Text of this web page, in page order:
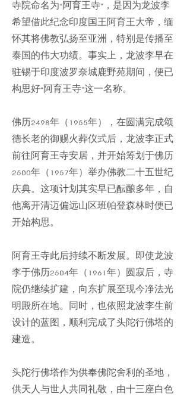
寺院命名为“阿育王寺”，是因为龙波李
希望借此纪念印度国王阿育王大帝，缅
怀其将佛教弘扬至亚洲，特别是传播至
泰国的伟大功绩。事实上，龙波李早在
驻锡于印度波罗奈城鹿野苑期间，便已
构思好“阿育王寺”这一名称。
佛历2498年（1955年），在圆满完成颂
德长老的御赐火葬仪式后，龙波李正式
前往阿育王寺安居，并开始筹划于佛历
2500年（1957年）举办佛教二十五世纪
庆典。这项计划其实早已酝酿多年，自
他离开清迈偏远山区班帕登森林时便已
开始构思。
阿育王寺此后持续不断发展。即使龙波
李于佛历2504年（1961年）圆寂后，寺
院仍继续扩建，向东扩展至现今净法光
明殿所在地。同时，也依照龙波李生前
设计的蓝图，顺利完成了头陀行佛塔的
建造。
头陀行佛塔作为供奉佛陀舍利的圣地，
供天人与世人共同礼敬，由十三座白色